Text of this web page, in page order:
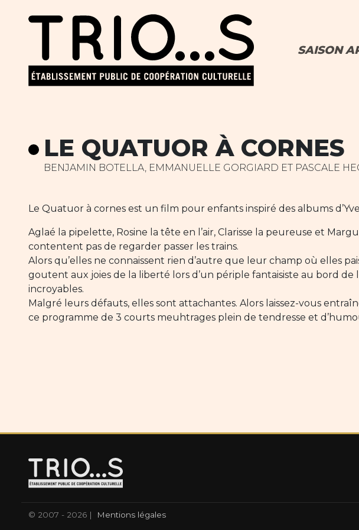
SAISON
LE QUATUOR À CORNES
BENJAMIN BOTELLA, EMMANUELLE GORGIARD ET PASCALE
Le Quatuor à cornes est un film pour enfants inspiré des albums
Aglaé la pipelette, Rosine la tête en l’air, Clarisse la peureuse et
contentent pas de regarder passer les trains.
Alors qu’elles ne connaissent rien d’autre que leur champ où elles
goutent aux joies de la liberté lors d’un périple fantaisiste au bord
incroyables.
Malgré leurs défauts, elles sont attachantes. Alors laissez-vous
ce programme de 3 courts meuhtrages plein de tendresse et
© 2007 - 2026 | Mentions légales